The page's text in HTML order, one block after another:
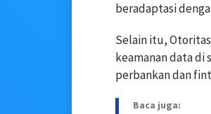
beradaptasi
Selain itu,
keamanan data di
perbankan dan
Baca juga: